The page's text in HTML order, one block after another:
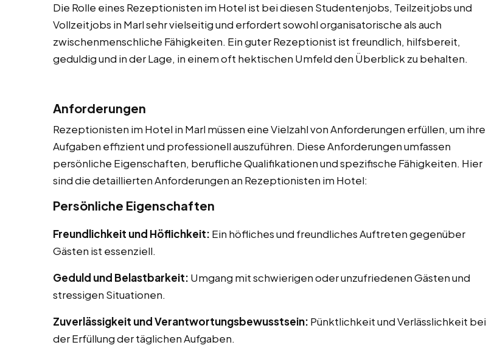
Die Rolle eines Rezeptionisten im Hotel ist bei diesen Studentenjobs, Teilzeitjobs und
Vollzeitjobs in Marl sehr vielseitig und erfordert sowohl organisatorische als auch
zwischenmenschliche Fähigkeiten. Ein guter Rezeptionist ist freundlich, hilfsbereit,
geduldig und in der Lage, in einem oft hektischen Umfeld den Überblick zu behalten.
Anforderungen
Rezeptionisten im Hotel in Marl müssen eine Vielzahl von Anforderungen erfüllen, um ihre
Aufgaben effizient und professionell auszuführen. Diese Anforderungen umfassen
persönliche Eigenschaften, berufliche Qualifikationen und spezifische Fähigkeiten. Hier
sind die detaillierten Anforderungen an Rezeptionisten im Hotel:
Persönliche Eigenschaften
Freundlichkeit und Höflichkeit: Ein höfliches und freundliches Auftreten gegenüber
Gästen ist essenziell.
Geduld und Belastbarkeit: Umgang mit schwierigen oder unzufriedenen Gästen und
stressigen Situationen.
Zuverlässigkeit und Verantwortungsbewusstsein: Pünktlichkeit und Verlässlichkeit bei
der Erfüllung der täglichen Aufgaben.